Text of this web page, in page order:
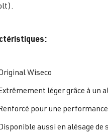
Wiseco
léger grâce à un
pour une
aussi en alésage de